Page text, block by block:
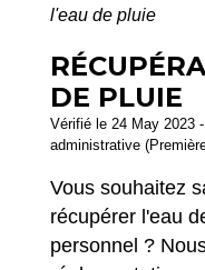
l'eau de pluie
DE PLUIE
Vérifié le 24 May 2023
administrative
Vous souhaitez
récupérer l'eau
personnel ?